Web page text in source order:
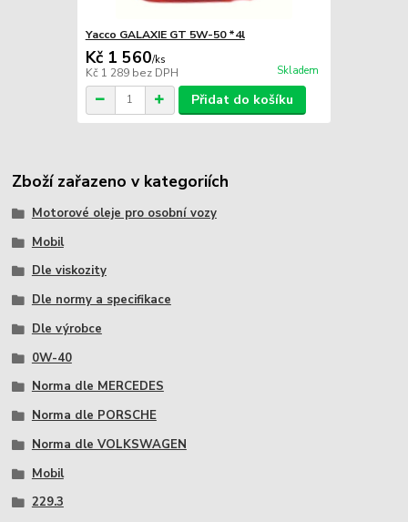
Yacco GALAXIE GT 5W-50 *4l
Kč 1 560/ks
Kč 1 289 bez DPH Skladem
Přidat do košíku
Zboží zařazeno v kategoriích
Motorové oleje pro osobní vozy
Mobil
Dle viskozity
Dle normy a specifikace
Dle výrobce
0W-40
Norma dle MERCEDES
Norma dle PORSCHE
Norma dle VOLKSWAGEN
Mobil
229.3